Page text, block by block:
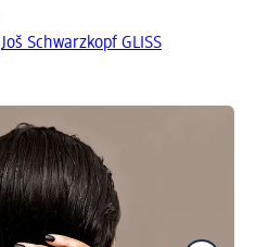
Još Schwarzkopf GLISS